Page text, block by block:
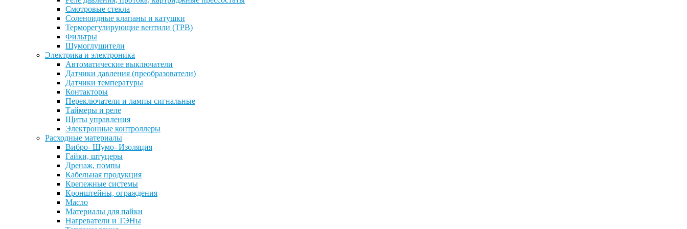
Смотровые стекла
Соленоидные клапаны и катушки
Терморегулирующие вентили (ТРВ)
Фильтры
Шумоглушители
Электрика и электроника
Автоматические выключатели
Датчики давления (преобразователи)
Датчики температуры
Контакторы
Переключатели и лампы сигнальные
Таймеры и реле
Щиты управления
Электронные контроллеры
Расходные материалы
Вибро- Шумо- Изоляция
Гайки, штуцеры
Дренаж, помпы
Кабельная продукция
Крепежные системы
Кронштейны, ограждения
Масло
Материалы для пайки
Нагреватели и ТЭНы